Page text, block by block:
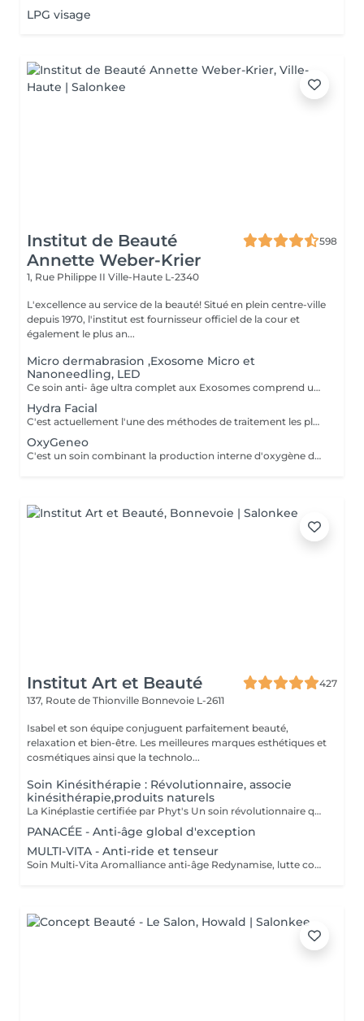
LPG visage
Institut de Beauté
Annette Weber-Krier
598
1, Rue Philippe II Ville-Haute L-2340
L'excellence au service de la beauté! Situé en plein centre-ville
depuis 1970, l'institut est fournisseur officiel de la cour et
également le plus an...
Micro dermabrasion ,Exosome Micro et
Nanoneedling, LED
Ce soin anti- âge ultra complet aux Exosomes comprend une microdermabrasion, un soin activateur Cold plasma, le microneedling avec des Exosomes, un masque feuille de collagène avec le nanoneedling, pour finaliser encore 15' de luminothérapie. Vous partirez avec votre sérum aux exosomes pour continuer le soin à domicile.
Hydra Facial
C'est actuellement l'une des méthodes de traitement les plus innovantes et les plus efficaces et tout à fait indolore. Les cellules mortes de la peau sont éliminées en douceur par une combinaison de peelings mécaniques et chimiques et les impuretés sont aspirées par les pores. Dans le même temps, la peau est alimentée en principes actifs bénéfiques et très puissants. La croissance du collagène est stimulée, le renouvellement cellulaire est stimulé et la peau est intensément hydratée. Il semble plus serré et a un éclat de jeunesse. Grâce aux différents boosters, chaque situation de peau peut être parfaitement traitée. En plus des traitements anti-âge de première classe, il est possible de purifier la peau et d'uniformiser la peau jeune et sujette aux imperfections. Les objectifs de traitement énumérés sont visibles et directement visibles - sans aucun temps d'arrêt après l'application.
OxyGeneo
C'est un soin combinant la production interne d'oxygène dans la peau, la micro-abrasion de la couche cornée ainsi que l'infusion de principes actifs dans les couches profondes de la peau. Un traitement agréable qui agit simultanément sur 3 niveaux pour des résultats immédiatement visibles. En y associant la radiofréquence, le traitement améliore les contours du visage, l'aspect cutané . La peau est fraîche, jeune et radieuse. La radiofréquence TriPollar RF est une nouvelle technologie très avancée pour le raffermissement du visage, non invasive. La peau est chauffée en profondeur , ce qui permet un effet tenseur des fibres de collagène rendant la peau plus ferme instantanément. La radio fréquence stimule aussi la production naturelle des fibres de collagène et d'élastine pour des résultats significatifs de l'amélioration des rides et ridules du visage. Les résultats sont immédiatement visibles et persistent sans chirurgie et sans temps de revalidation. En plus, l'ultrason réduit temporairement la densité des couches de la peau, de cette manière des espaces se forment entre les cellules. Les ingrédients actifs peuvent donc pénétrer plus profondément dans la peau. Les principes actifs sont composés de petites molécules qui permettent ainsi un meilleur passage entre les cellules. Ce processus est sûr et efficace pour tous les types de peau même pour les peaux les plus sensibles. Il est également indolore, procure un micro massage et stimule la régénération
Institut Art et Beauté
427
137, Route de Thionville Bonnevoie L-2611
Isabel et son équipe conjuguent parfaitement beauté,
relaxation et bien-être. Les meilleures marques esthétiques et
cosmétiques ainsi que la technolo...
Soin Kinésithérapie : Révolutionnaire, associe
kinésithérapie,produits naturels
La Kinéplastie certifiée par Phyt's Un soin révolutionnaire qui associe kinésithérapie et produits naturels pour une approche douce et efficace de la beauté. Utilise des techniques manuelles et des produits bio pour stimuler en profondeur, sans produits chimiques ni interventions invasives Chaque séance est spécialement conçue pour répondre à vos besoins uniques, ciblant les fascias et les muscles pour une solution sur-mesure qui s'adapte parfaitement à votre peau. Oxygénation et Régénération : Stimulez la circulation sanguine et la régénération cellulaire pour améliorer l'élasticité et la fermeté de votre peau, la rendant visiblement plus jeune et tonique. Résultats Immédiats : Obtenez des effets visibles dès la première séance avec un raffermissement et une tonification notables. Chaque soin est conditionné en ampoules individuelles pour assurer une hygiène parfaite, une fraîcheur optimale à chaque application et une utilisation précise des doses. Esthéticiennes Fatima Lisete Marie Francesca La Kinéplastie certifiée par Phyt's est bien plus qu'un simple soin offrant des résultats concrets pour la santé. Offrez-vous ce moment de bien-être pour révéler une peau revitalisée et éclatante.
PANACÉE - Anti-âge global d'exception
MULTI-VITA - Anti-ride et tenseur
Soin Multi-Vita Aromalliance anti-âge Redynamise, lutte contre le vieillissement de la peau Le Soin Multi-Vita certifié bio est un soin multivitaminé redynamisant aux actifs puissants luttant contre les signes du vieillissement cutané de tous les types de peaux matures. Ambiance feutrée, senteurs subtiles et épicées pour ce soin anti-âge. Tout commence par un nettoyage de la peau, suivi du modelage aux huiles bio précieuses anti-âge. Véritable soin tenseur anti-âge, son modelage exclusif aux baguettes cible précisément les rides pour une action renforcée. Les tissus sont stimulés, remodelés, les échanges relancés. Relaxation intense lors de la pose du masque, qui précède l'application de la Crème Absolue certifiée bio, pour une beauté à son apogée. Convient pour : Tous types de peaux matures